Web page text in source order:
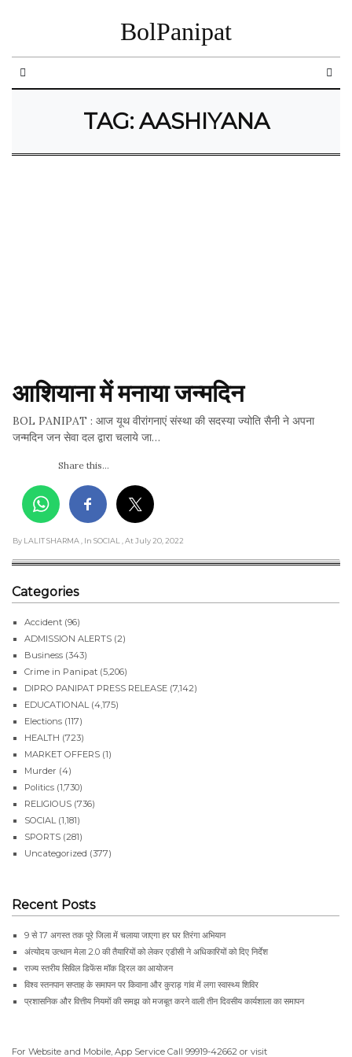
BolPanipat
TAG: AASHIYANA
आशियाना में मनाया जन्मदिन
BOL PANIPAT : आज यूथ वीरांगनाएं संस्था की सदस्या ज्योति सैनी ने अपना
जन्मदिन जन सेवा दल द्वारा चलाये जा…
Share this...
By LALIT SHARMA , In SOCIAL , At July 20, 2022
Categories
Accident (96)
ADMISSION ALERTS (2)
Business (343)
Crime in Panipat (5,206)
DIPRO PANIPAT PRESS RELEASE (7,142)
EDUCATIONAL (4,175)
Elections (117)
HEALTH (723)
MARKET OFFERS (1)
Murder (4)
Politics (1,730)
RELIGIOUS (736)
SOCIAL (1,181)
SPORTS (281)
Uncategorized (377)
Recent Posts
9 से 17 अगस्त तक पूरे जिला में चलाया जाएगा हर घर तिरंगा अभियान
अंत्योदय उत्थान मेला 2.0 की तैयारियों को लेकर एडीसी ने अधिकारियों को दिए निर्देश
राज्य स्तरीय सिविल डिफेंस मॉक ड्रिल का आयोजन
विश्व स्तनपान सप्ताह के समापन पर किवाना और कुराड़ गांव में लगा स्वास्थ्य शिविर
प्रशासनिक और वित्तीय नियमों की समझ को मजबूत करने वाली तीन दिवसीय कार्यशाला का समापन
For Website and Mobile, App Service Call 99919-42662 or visit